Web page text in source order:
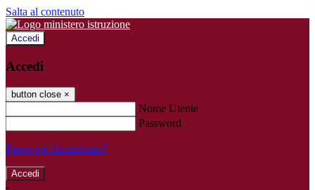
Salta al contenuto
Accedi
Accedi
button close ×
Nome Utente
Password
Password dimenticata?
-